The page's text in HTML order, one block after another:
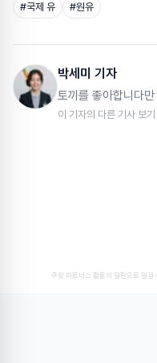
#국제 유 #원유
박세미 기자
토끼를 좋아합니다
이 기자의 다른 기사 보
쿠팡 파트너스 활동의 일환으로 일정